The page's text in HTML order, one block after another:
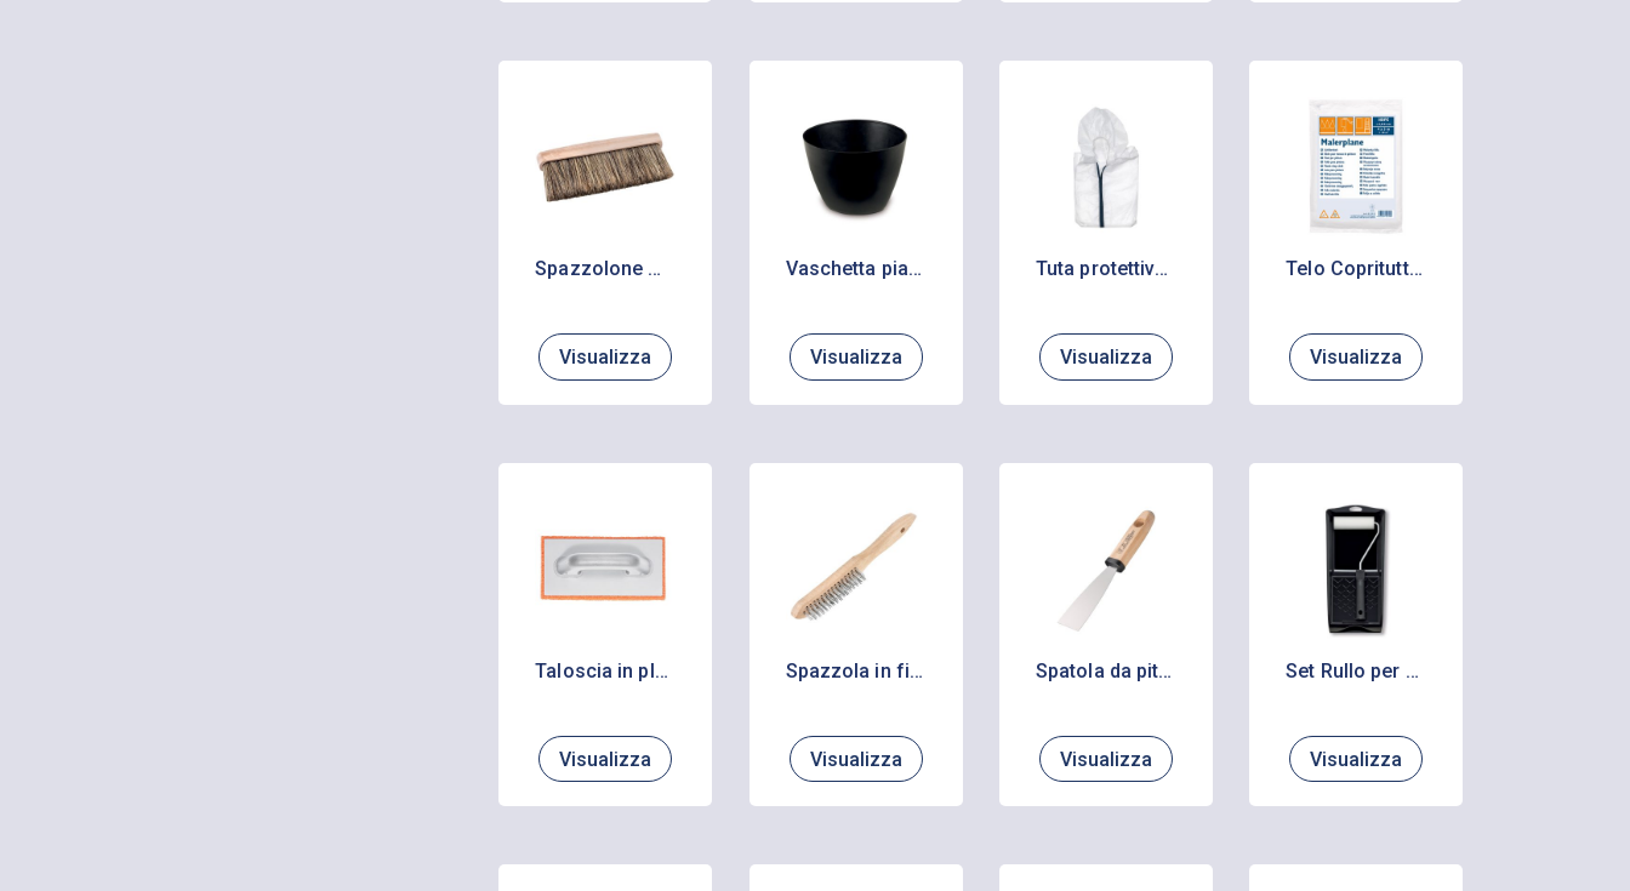
Spazzolone manuale setola sintetica – Larghezza mm 170
Visualizza
Vaschetta piatta per gesso in PVC
Visualizza
Tuta protettiva PP protegge vestiti contro sporcizia e pittura
Visualizza
Telo Copritutto HDPE 0,010 medio
Visualizza
Taloscia in plastica
Visualizza
Spazzola in filo metallico
Visualizza
Spatola da pittore in acciaio
Visualizza
Set Rullo per verniciare
Visualizza